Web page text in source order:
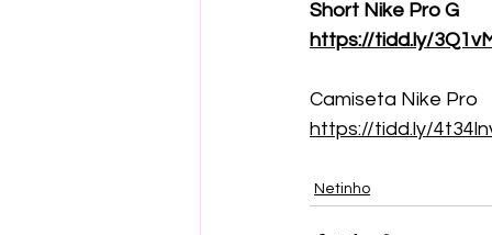
Short Nike Pro G
https://tidd.ly/
Camiseta Nike Pro
https://tidd.ly/
Netinho